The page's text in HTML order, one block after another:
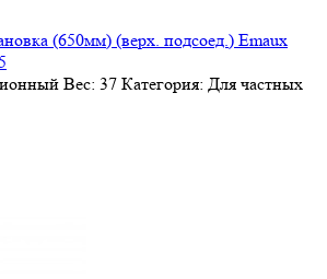
(650мм) (верх. подсоед.) Emaux
Вес: 37 Категория: Для частных